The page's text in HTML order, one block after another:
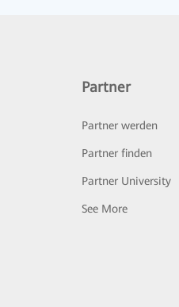
Partner
Partner werden
Partner finden
Partner University
See More